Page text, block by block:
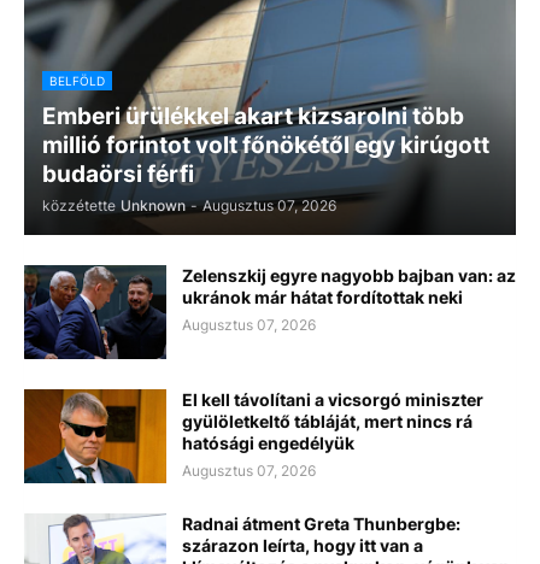
BELFÖLD
Emberi ürülékkel akart kizsarolni több
millió forintot volt főnökétől egy kirúgott
budaörsi férfi
közzétette Unknown - Augusztus 07, 2026
Zelenszkij egyre nagyobb bajban van: az
ukránok már hátat fordítottak neki
Augusztus 07, 2026
El kell távolítani a vicsorgó miniszter
gyülöletkeltő tábláját, mert nincs rá
hatósági engedélyük
Augusztus 07, 2026
Radnai átment Greta Thunbergbe:
szárazon leírta, hogy itt van a